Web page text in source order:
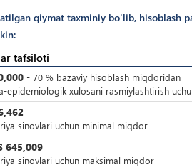
qiymat taxminiy bo'lib, hisoblash
tafsiloti
- 70 % bazaviy hisoblash miqdoridan
epidemiologik xulosani rasmiylashtirish
sinovlari uchun minimal miqdor
645,009
sinovlari uchun maksimal miqdor